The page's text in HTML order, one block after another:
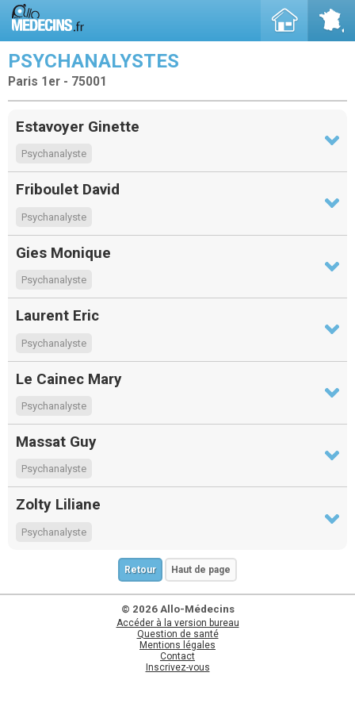
PSYCHANALYSTES
Paris 1er - 75001
Estavoyer Ginette
Psychanalyste
Friboulet David
Psychanalyste
Gies Monique
Psychanalyste
Laurent Eric
Psychanalyste
Le Cainec Mary
Psychanalyste
Massat Guy
Psychanalyste
Zolty Liliane
Psychanalyste
Retour Haut de page
© 2026 Allo-Médecins
Accéder à la version bureau
Question de santé
Mentions légales
Contact
Inscrivez-vous